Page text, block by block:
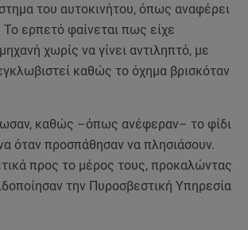
του αυτοκινήτου, όπως αναφέρει
Το ερπετό φαίνεται πως είχε
χωρίς να γίνει αντιληπτό, με
καθώς το όχημα βρισκόταν
καθώς –όπως ανέφεραν– το φίδι
όταν προσπάθησαν να πλησιάσουν.
προς το μέρος τους, προκαλώντας
την Πυροσβεστική Υπηρεσία